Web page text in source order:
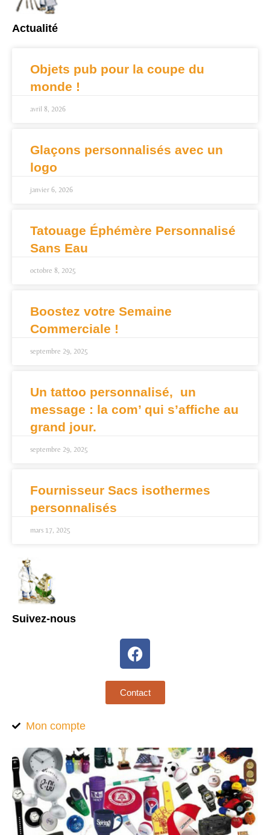
Actualité
Objets pub pour la coupe du
monde !
avril 8, 2026
Glaçons personnalisés avec un
logo
janvier 6, 2026
Tatouage Éphémère Personnalisé
Sans Eau
octobre 8, 2025
Boostez votre Semaine
Commerciale !
septembre 29, 2025
Un tattoo personnalisé, un
message : la com’ qui s’affiche au
grand jour.
septembre 29, 2025
Fournisseur Sacs isothermes
personnalisés
mars 17, 2025
Suivez-nous
Contact
Mon compte